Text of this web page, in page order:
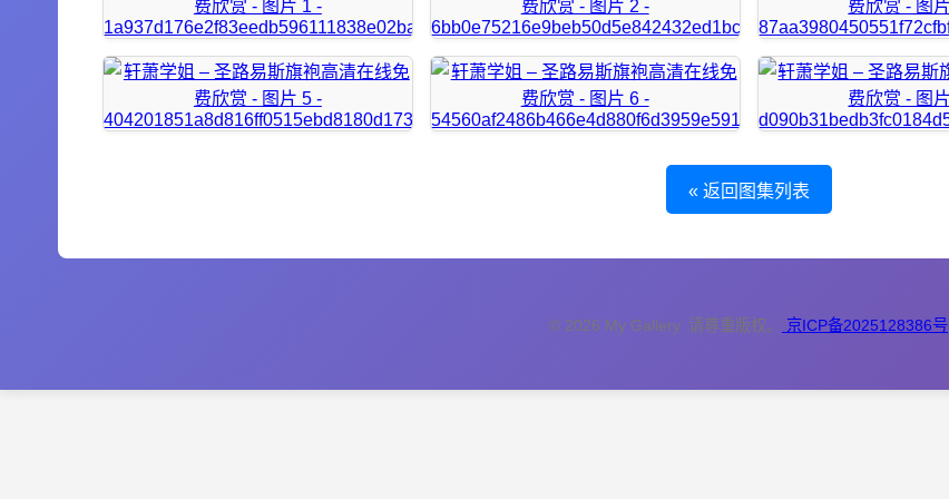
« 返回图集列表
© 2026 My Gallery. 请尊重版权。 京ICP备2025128386号